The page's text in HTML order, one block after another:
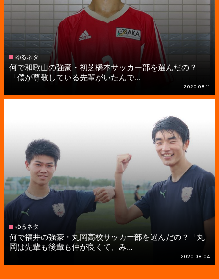
ゆるネタ
何で和歌山の強豪・初芝橋本サッカー部を選んだの？
「僕が尊敬している先輩がいたんで...
2020.08.11
ゆるネタ
何で福井の強豪・丸岡高校サッカー部を選んだの？「丸
岡は先輩も後輩も仲が良くて、み...
2020.08.04